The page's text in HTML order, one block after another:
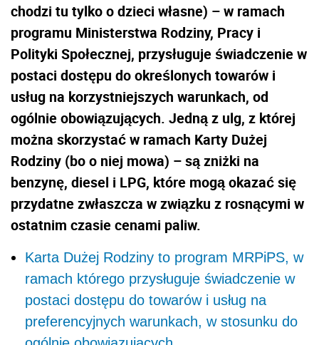
chodzi tu tylko o dzieci własne) – w ramach
programu Ministerstwa Rodziny, Pracy i
Polityki Społecznej, przysługuje świadczenie w
postaci dostępu do określonych towarów i
usług na korzystniejszych warunkach, od
ogólnie obowiązujących. Jedną z ulg, z której
można skorzystać w ramach Karty Dużej
Rodziny (bo o niej mowa) – są zniżki na
benzynę, diesel i LPG, które mogą okazać się
przydatne zwłaszcza w związku z rosnącymi w
ostatnim czasie cenami paliw.
Karta Dużej Rodziny to program MRPiPS, w
ramach którego przysługuje świadczenie w
postaci dostępu do towarów i usług na
preferencyjnych warunkach, w stosunku do